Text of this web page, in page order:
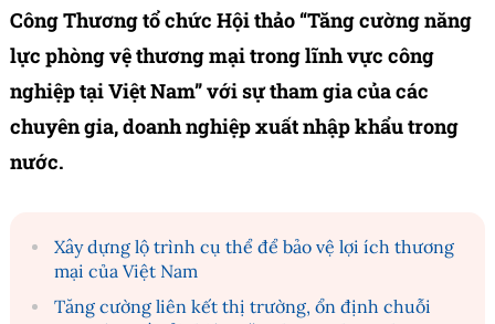
Công Thươngtổ chức Hội thảo “Tăng cường năng
lực phòng vệ thương mại trong lĩnh vực công
nghiệp tại Việt Nam” với sự tham gia của các
chuyên gia, doanh nghiệp xuất nhập khẩu trong
nước.
Xây dựng lộ trình cụ thể để bảo vệ lợi ích thương
mại của Việt Nam
Tăng cường liên kết thị trường, ổn định chuỗi